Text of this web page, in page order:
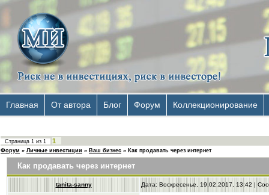
Главная От автора Блог Форум Коллекционирование
Страница 1 из 1 1
Форум » Личные инвестиции » Ваш бизнес » Как продавать через интернет
Как продавать через интернет
tanita-sanny Дата: Воскресенье, 19.02.2017, 13:42 |